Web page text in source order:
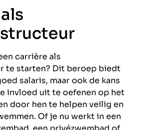
carrière als
te starten? Dit beroep biedt
salaris, maar ook de kans
invloed uit te oefenen op het
door hen te helpen veilig en
Of je nu werkt in een